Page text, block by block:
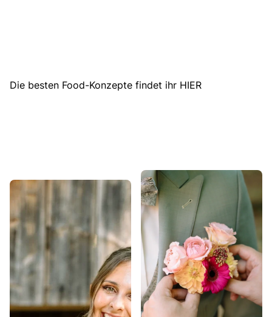
Die besten Food-Konzepte findet ihr HIER